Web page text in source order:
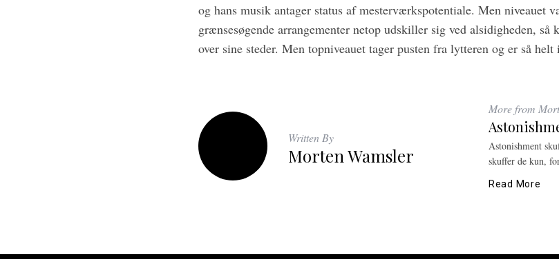
og hans musik antager status af mesterværkspotentiale. Men niveauet
grænsesøgende arrangementer netop udskiller sig ved alsidigheden, så
over sine steder. Men topniveauet tager pusten fra lytteren og er så
Written By
Morten Wamsler
More from
Astonishment
skuffer de kun,
Read More